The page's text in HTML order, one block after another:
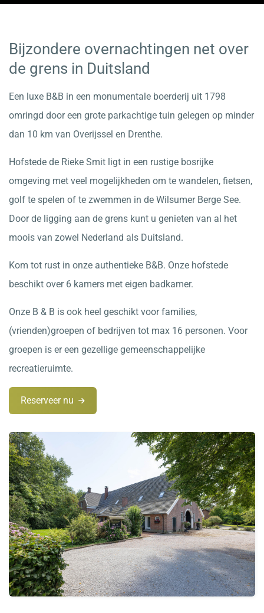
Bijzondere overnachtingen net over
de grens in Duitsland
Een luxe B&B in een monumentale boerderij uit 1798
omringd door een grote parkachtige tuin gelegen op minder
dan 10 km van Overijssel en Drenthe.
Hofstede de Rieke Smit ligt in een rustige bosrijke
omgeving met veel mogelijkheden om te wandelen, fietsen,
golf te spelen of te zwemmen in de Wilsumer Berge See.
Door de ligging aan de grens kunt u genieten van al het
moois van zowel Nederland als Duitsland.
Kom tot rust in onze authentieke B&B. Onze hofstede
beschikt over 6 kamers met eigen badkamer.
Onze B & B is ook heel geschikt voor families,
(vrienden)groepen of bedrijven tot max 16 personen. Voor
groepen is er een gezellige gemeenschappelijke
recreatieruimte.
Reserveer nu